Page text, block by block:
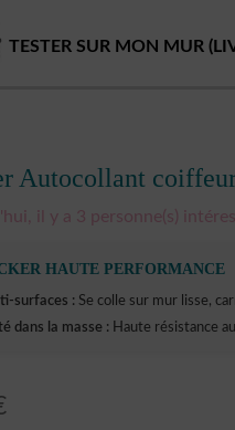
TESTER SUR MON MUR
Autocollant
il y a 3 personne(s)
HAUTE PERFORMANCE
surfaces : Se colle sur mur lisse,
dans la masse : Haute résistance